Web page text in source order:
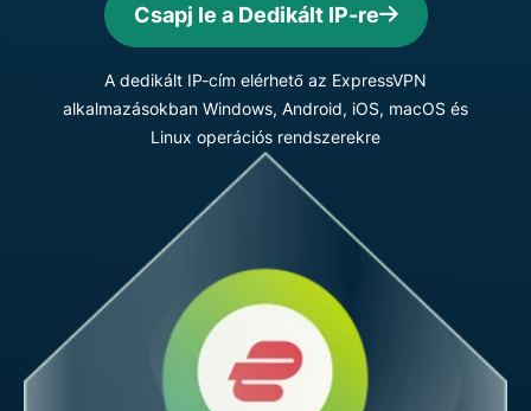
Csapj le a Dedikált IP-re
A dedikált IP-cím elérhető az ExpressVPN
alkalmazásokban Windows, Android, iOS, macOS és
Linux operációs rendszerekre